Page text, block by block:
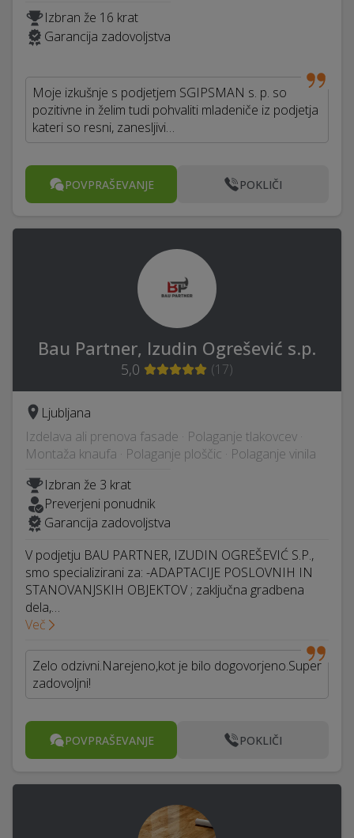
Izbran že 16 krat
Garancija zadovoljstva
Moje izkušnje s podjetjem SGIPSMAN s. p. so
pozitivne in želim tudi pohvaliti mladeniče iz podjetja
kateri so resni, zanesljivi…
POVPRAŠEVANJE POKLIČI
Bau Partner, Izudin Ogrešević s.p.
5,0 (17)
Ljubljana
Izdelava ali prenova fasade · Polaganje tlakovcev ·
Montaža knaufa · Polaganje ploščic · Polaganje vinila
Izbran že 3 krat
Preverjeni ponudnik
Garancija zadovoljstva
V podjetju BAU PARTNER, IZUDIN OGREŠEVIĆ S.P.,
smo specializirani za: -ADAPTACIJE POSLOVNIH IN
STANOVANJSKIH OBJEKTOV ; zaključna gradbena
dela,…
Več
Zelo odzivni.Narejeno,kot je bilo dogovorjeno.Super
zadovoljni!
POVPRAŠEVANJE POKLIČI